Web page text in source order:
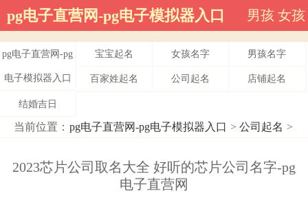
pg电子直营网-pg电子模拟器入口 男孩 女孩
pg电子直营网-pg
电子模拟器入口
宝宝起名 女孩名字 男孩名字
百家姓起名 公司起名 店铺起名
结婚吉日
当前位置： pg电子直营网-pg电子模拟器入口 > 公司起名 >
2023芯片公司取名大全 好听的芯片公司名字-pg
电子直营网